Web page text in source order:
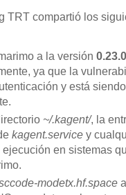
TRT compartió los
a la versión 0.23.0
ya que la
y está
~/.kagent/, la
kagent.servicey
en sistemas
modetx.hf.spacea